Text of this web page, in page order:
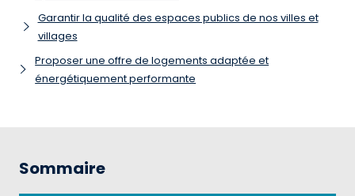
Garantir la qualité des espaces publics de nos villes et
villages
Proposer une offre de logements adaptée et
énergétiquement performante
Sommaire